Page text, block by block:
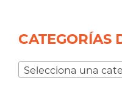
CATEGORÍAS
Selecciona una